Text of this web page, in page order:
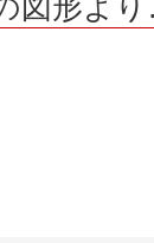
図形よ